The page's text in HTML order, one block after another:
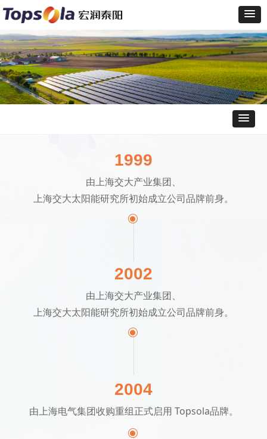
ꀉ
1999
由上海交大产业集团、
上海交大太阳能研究所初始成立公司品牌前身。
ꀉ
2002
由上海交大产业集团、
上海交大太阳能研究所初始成立公司品牌前身。
ꀉ
2004
由上海电气集团收购重组正式启用 Topsola品牌。